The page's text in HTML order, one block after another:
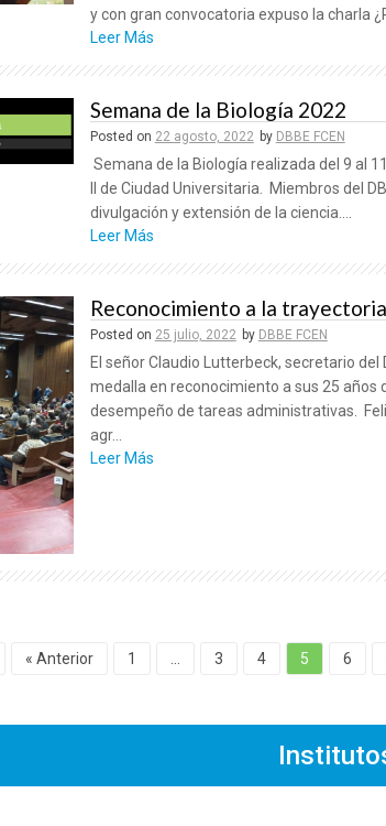
y con gran convocatoria expuso la charla
Leer Más
Semana de la Biología 2022
Posted on 22 agosto, 2022 by DBBE FCEN
Semana de la Biología realizada del 9 al
II de Ciudad Universitaria. Miembros del
divulgación y extensión de la ciencia....
Leer Más
Reconocimiento a la
Posted on 25 julio, 2022 by DBBE FCEN
El señor Claudio Lutterbeck, secretario del
medalla en reconocimiento a sus 25 años
desempeño de tareas administrativas.
agr...
Leer Más
« Anterior 1 3 4 5 6